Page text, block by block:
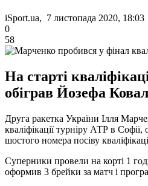
iSport.ua, 7 листопада 2020, 18:03
0
58
На старті
обіграв Йозефа
Друга ракетка України Ілля
кваліфікації турніру АТР в
шостого номера посіву
Суперники провели на корті 1
оформив 3 брейки за матч і